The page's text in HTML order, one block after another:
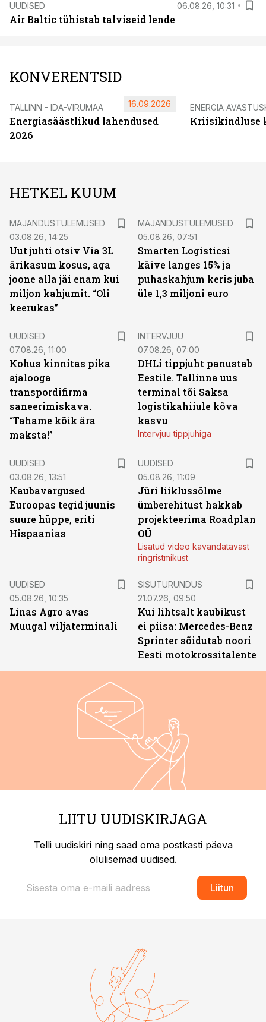
UUDISED 06.08.26, 10:31
Air Baltic tühistab talviseid lende
KONVERENTSID
TALLINN - IDA-VIRUMAA
Energiasäästlikud lahendused
2026
16.09.2026 ENERGIA
Kriisikindluse
HETKEL KUUM
MAJANDUSTULEMUSED
03.08.26, 14:25
Uut juhti otsiv Via 3L
ärikasum kosus, aga
joone alla jäi enam kui
miljon kahjumit. “Oli
keerukas”
MAJANDUSTULEMUSED
05.08.26, 07:51
Smarten Logisticsi
käive langes 15% ja
puhaskahjum keris juba
üle 1,3 miljoni euro
UUDISED
07.08.26, 11:00
Kohus kinnitas pika
ajalooga
transpordifirma
saneerimiskava.
“Tahame kõik ära
maksta!”
INTERVJUU
07.08.26, 07:00
DHLi tippjuht panustab
Eestile. Tallinna uus
terminal tõi Saksa
logistikahiiule kõva
kasvu
Intervjuu tippjuhiga
UUDISED
03.08.26, 13:51
Kaubavargused
Euroopas tegid juunis
suure hüppe, eriti
Hispaanias
UUDISED
05.08.26, 11:09
Jüri liiklussõlme
ümberehitust hakkab
projekteerima Roadplan
OÜ
Lisatud video kavandatavast
ringristmikust
UUDISED
05.08.26, 10:35
Linas Agro avas
Muugal viljaterminali
SISUTURUNDUS
21.07.26, 09:50
Kui lihtsalt kaubikust
ei piisa: Mercedes-Benz
Sprinter sõidutab noori
Eesti motokrossitalente
LIITU UUDISKIRJAGA
Telli uudiskiri ning saad oma postkasti päeva
olulisemad uudised.
Liitun